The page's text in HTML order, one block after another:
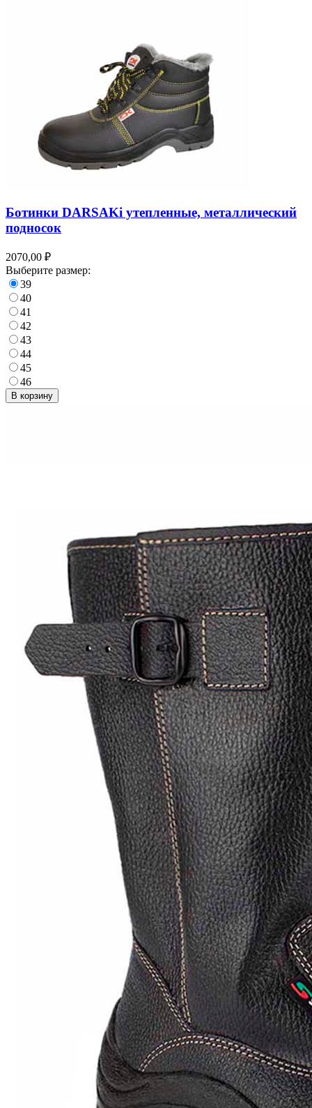
Ботинки DARSAKi утепленные, металлический
подносок
2070,00 ₽
Выберите размер:
39
40
41
42
43
44
45
46
В корзину